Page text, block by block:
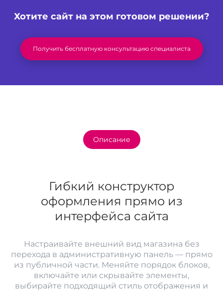
Хотите сайт на этом готовом решении?
Получить бесплатную консультацию специалиста
Описание
Гибкий конструктор
оформления прямо из
интерфейса сайта
Настраивайте внешний вид магазина без
перехода в административную панель — прямо
из публичной части. Меняйте порядок блоков,
включайте или скрывайте элементы,
выбирайте подходящий стиль отображения и